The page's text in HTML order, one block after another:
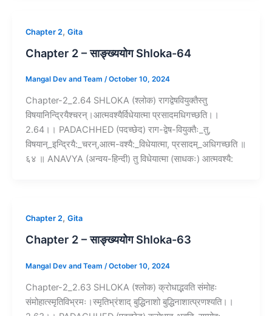
Chapter 2, Gita
Chapter 2 – साङ्ख्ययोग Shloka-64
Mangal Dev and Team /October 10, 2024
Chapter-2_2.64 SHLOKA (श्लोक) रागद्वेषवियुक्तैस्तु
विषयानिन्द्रियैश्चरन्।आत्मवश्यैर्विधेयात्मा प्रसादमधिगच्छति।।
2.64।। PADACHHED (पदच्छेद) राग-द्वेष-वियुक्तैः_तु,
विषयान्_इन्द्रियै:_चरन्,आत्म-वश्यै:_विधेयात्मा, प्रसादम्_अधिगच्छति ॥
६४ ॥ ANAVYA (अन्वय-हिन्दी) तु विधेयात्मा (साधकः) आत्मवश्यै:
Chapter 2, Gita
Chapter 2 – साङ्ख्ययोग Shloka-63
Mangal Dev and Team /October 10, 2024
Chapter-2_2.63 SHLOKA (श्लोक) क्रोधाद्भवति संमोहः
संमोहात्स्मृतिविभ्रमः।स्मृतिभ्रंशाद् बुद्धिनाशो बुद्धिनाशात्प्रणश्यति।।